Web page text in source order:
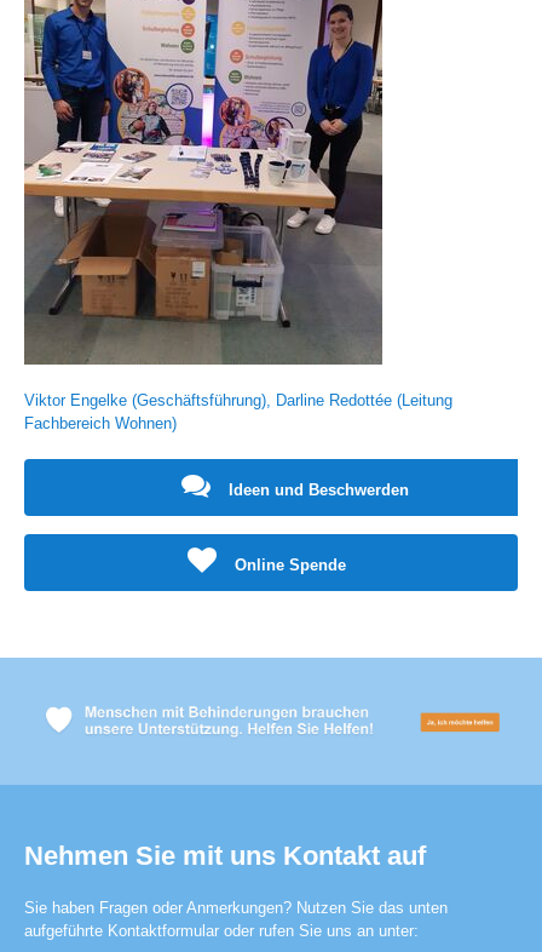
Viktor Engelke (Geschäftsführung), Darline Redottée (Leitung
Fachbereich Wohnen)
Ideen und Beschwerden
Online Spende
Nehmen Sie mit uns Kontakt auf
Sie haben Fragen oder Anmerkungen? Nutzen Sie das unten
aufgeführte Kontaktformular oder rufen Sie uns an unter: